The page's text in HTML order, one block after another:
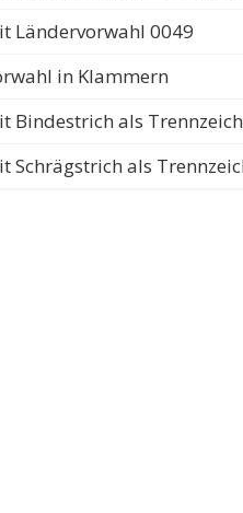
Ländervorwahl 0049
in Klammern
Bindestrich als
Schrägstrich als